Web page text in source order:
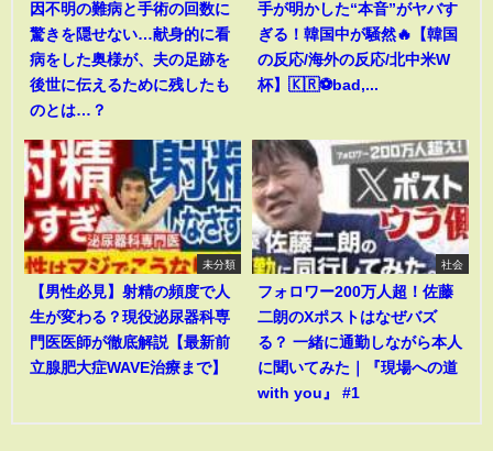
因不明の難病と手術の回数に
驚きを隠せない…献身的に看
病をした奥様が、夫の足跡を
後世に伝えるために残したも
のとは…？
手が明かした“本音”がヤバす
ぎる！韓国中が騒然🔥【韓国
の反応/海外の反応/北中米W
杯】🇰🇷⚽bad,...
未分類
【男性必見】射精の頻度で人
生が変わる？現役泌尿器科専
門医医師が徹底解説【最新前
立腺肥大症WAVE治療まで】
社会
フォロワー200万人超！佐藤
二朗のXポストはなぜバズ
る？ 一緒に通勤しながら本人
に聞いてみた｜『現場への道
with you』 #1